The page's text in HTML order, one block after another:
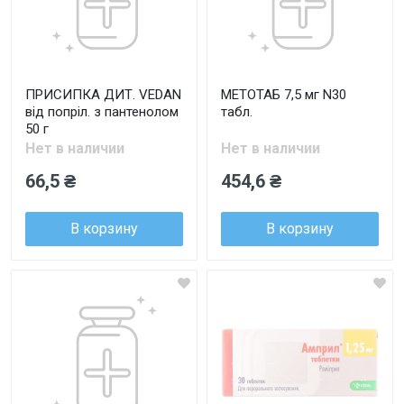
ПРИСИПКА ДИТ. VEDAN
від попріл. з пантенолом
50 г
Нет в наличии
66,5 ₴
В корзину
МЕТОТАБ 7,5 мг N30
табл.
Нет в наличии
454,6 ₴
В корзину